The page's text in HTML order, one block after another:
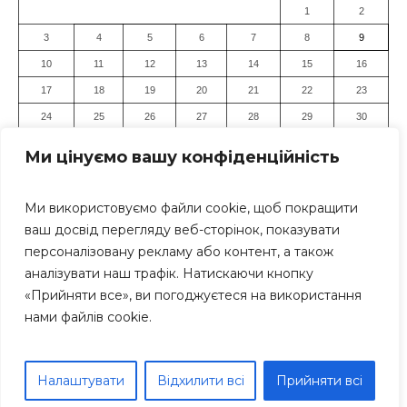
Ми цінуємо вашу конфіденційність
Ми використовуємо файли cookie, щоб покращити
ваш досвід перегляду веб-сторінок, показувати
персоналізовану рекламу або контент, а також
аналізувати наш трафік. Натискаючи кнопку
«Прийняти все», ви погоджуєтеся на використання
нами файлів cookie.
Налаштувати Відхилити всі Прийняти всі
1 2
3 4 5 6 7 8 9
10 11 12 13 14 15 16
17 18 19 20 21 22 23
24 25 26 27 28 29 30
Клуб" Всі права захищені. Використання матеріалів
сайту дозволяється тільки за умови посилання (для
інтернет-видань - гіперпосилання) на «Дніпро Інформ»